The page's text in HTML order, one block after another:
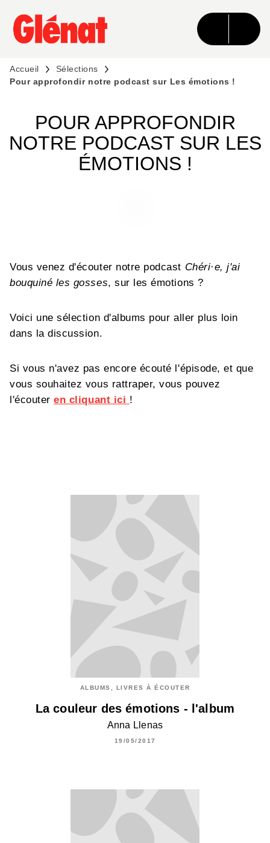
MENU RECHERCHE CONTENU
PIED DE PAGE
Accueil
Sélections
Pour approfondir notre podcast sur Les émotions !
POUR APPROFONDIR
NOTRE PODCAST SUR LES
ÉMOTIONS !
Vous venez d'écouter notre podcast Chéri·e, j'ai
bouquiné les gosses, sur les émotions ?
Voici une sélection d'albums pour aller plus loin
dans la discussion.
Si vous n'avez pas encore écouté l'épisode, et que
vous souhaitez vous rattraper, vous pouvez
l'écouteren cliquant ici !
ALBUMS, LIVRES À ÉCOUTER
La couleur des émotions - l'album
Anna Llenas
19/05/2017